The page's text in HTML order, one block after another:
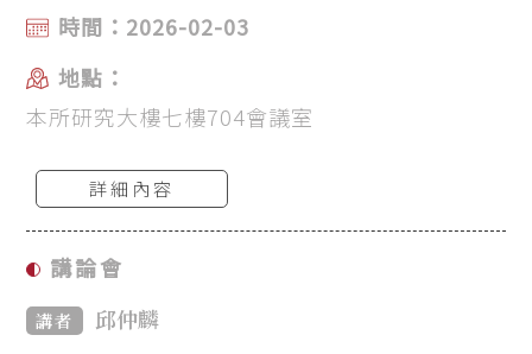
時間：2026-02-03
地點：
本所研究大樓七樓704會議室
詳細內容
講論會
講者 邱仲麟